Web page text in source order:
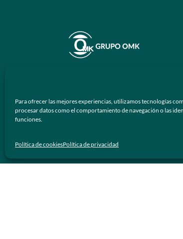
Para ofrecer las mejores experiencias, utilizamos tecnologías
procesar datos como el comportamiento de navegación o las
funciones.
Política de cookiesPolítica de privacidad
ópticos y lentes de sol de calidad y
prestigio a los negocios ópticos en